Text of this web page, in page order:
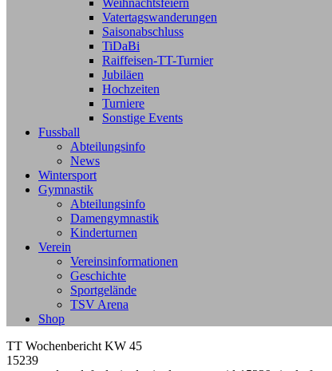
Weihnachtsfeiern
Vatertagswanderungen
Saisonabschluss
TiDaBi
Raiffeisen-TT-Turnier
Jubiläen
Hochzeiten
Turniere
Sonstige Events
Fussball
Abteilungsinfo
News
Wintersport
Gymnastik
Abteilungsinfo
Damengymnastik
Kinderturnen
Verein
Vereinsinformationen
Geschichte
Sportgelände
TSV Arena
Shop
TT Wochenbericht KW 45
15239